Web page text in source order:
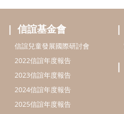
好孕袋
分齡育兒電子報
線上教養諮詢
出版服務
信誼基金出版社